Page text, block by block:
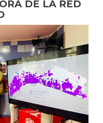
DE LA RED